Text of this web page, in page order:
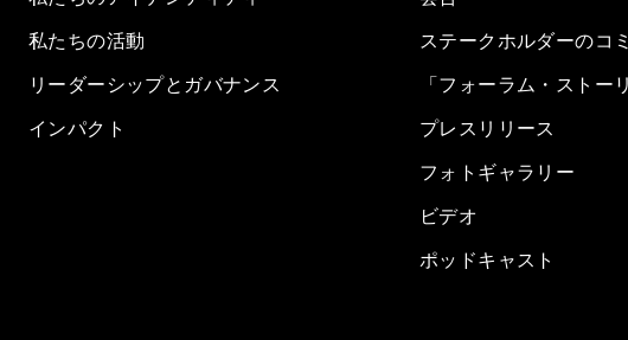
私たちの活動
リーダーシップとガバナンス
インパクト
ステークホルダーのコ
「フォーラム・ストー
プレスリリース
フォトギャラリー
ビデオ
ポッドキャスト